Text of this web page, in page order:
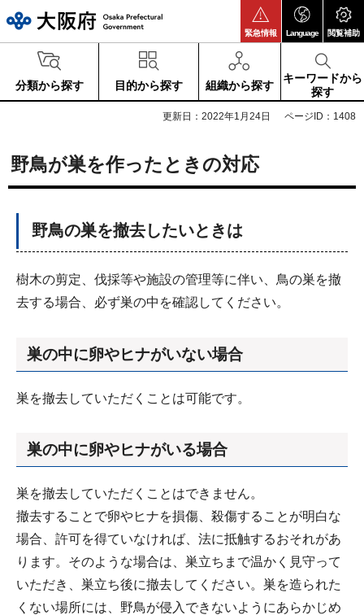
緊急情報 Language 閲覧補助
分類から探す 目的から探す 組織から探す
キーワードから
探す
更新日：2022年1月24日 ページID：1408
野鳥が巣を作ったときの対応
野鳥の巣を撤去したいときは
樹木の剪定、伐採等や施設の管理等に伴い、鳥の巣を撤
去する場合、必ず巣の中を確認してください。
巣の中に卵やヒナがいない場合
巣を撤去していただくことは可能です。
巣の中に卵やヒナがいる場合
巣を撤去していただくことはできません。
撤去することで卵やヒナを損傷、殺傷することが明白な
場合、許可を得ていなければ、法に抵触するおそれがあ
ります。そのような場合は、巣立ちまで温かく見守って
いただき、巣立ち後に撤去してください。巣を造られた
くない場所には、野鳥が侵入できないようにあらかじめ